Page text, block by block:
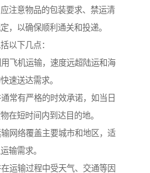
注意物品的包装要求、禁运清
，以确保顺利通关和投递。
以下几点：
飞机运输，速度远超陆运和海
速送达需求。
常有严格的时效承诺，如当日
在短时间内到达目的地。
网络覆盖主要城市和地区，适
输需求。
运输过程中受天气、交通等因